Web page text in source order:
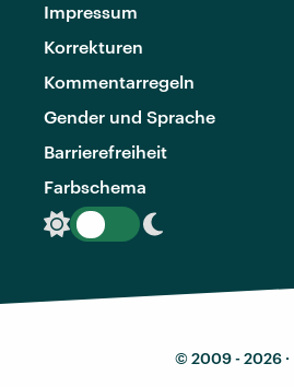
Impressum
Korrekturen
Kommentarregeln
Gender und Sprache
Barrierefreiheit
Farbschema
© 2009 - 2026 ·